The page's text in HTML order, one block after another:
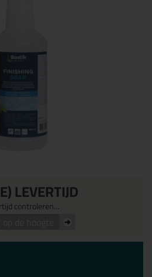
LEVERTIJD
controleren...